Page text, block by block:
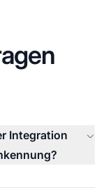
Integration